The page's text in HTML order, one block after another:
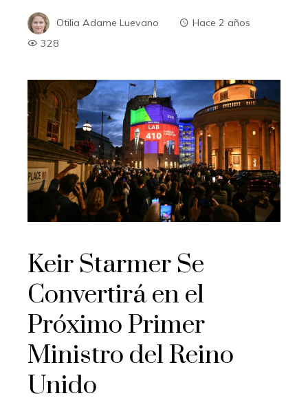
Otilia Adame Luevano
Hace 2 años
328
Keir Starmer Se
Convertirá en el
Próximo Primer
Ministro del Reino
Unido